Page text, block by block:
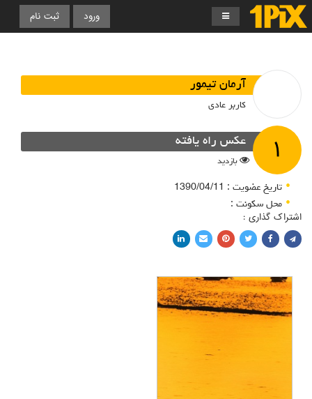
ورود ثبت نام
آرمان تیمور
کاربر عادی
۱ عکس راه یافته
بازدید
تاریخ عضویت : 1390/04/11
محل سکونت :
اشتراک گذاری :
اشتراک با فیسبوکاشتراک در توییتر
پین کردن در پینترست
اشتراک با ایمیلاشتراک با لینکدین
آرمان تیمور
1390/04/11